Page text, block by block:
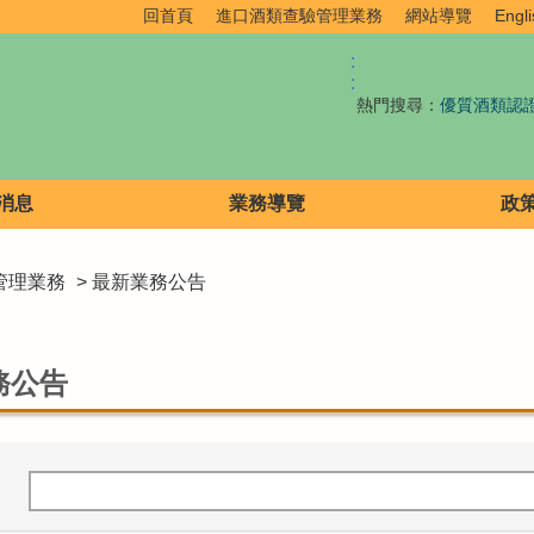
回首頁 進口酒類查驗管理業務 網站導覽
:
:
熱門搜尋： 優質酒類認
息 業務導覽 政
理業務 > 最新業務公告
公告